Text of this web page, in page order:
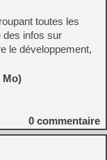
toutes les
des infos sur
le développement,
Mo)
0 commentaire